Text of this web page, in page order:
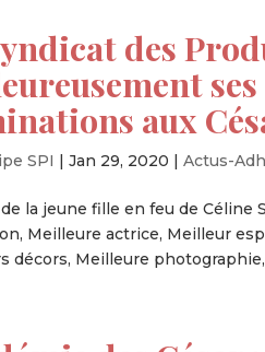
des
aux
SPI |Jan 29, 2020 |Actus-
la jeune fille en feu de Céline
Meilleure actrice, Meilleur
décors, Meilleure